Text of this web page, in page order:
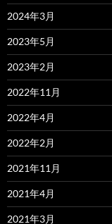
2024年3月
2023年5月
2023年2月
2022年11月
2022年4月
2022年2月
2021年11月
2021年4月
2021年3月